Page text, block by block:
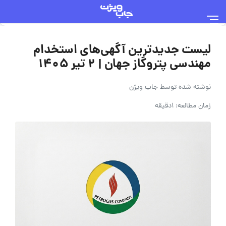
لیست جدیدترین آگهی‌های استخدام
مهندسی پتروگاز جهان | ۲ تیر ۱۴۰۵
نوشته شده توسطجاب ویژن
زمان مطالعه: 1دقیقه